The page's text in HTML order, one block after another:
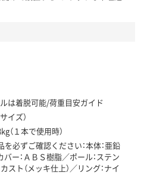
は着脱可能/荷重目安ガイド
イズ）
（１本で使用時）
ずご確認ください：本体：亜鉛
バー：ＡＢＳ樹脂／ポール：ステン
スト（メッキ仕上）／リング：ナイ